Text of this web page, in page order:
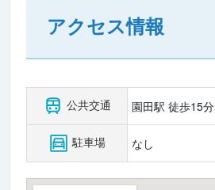
アクセス情報
公共交通 園田駅 徒歩15分
駐車場 なし